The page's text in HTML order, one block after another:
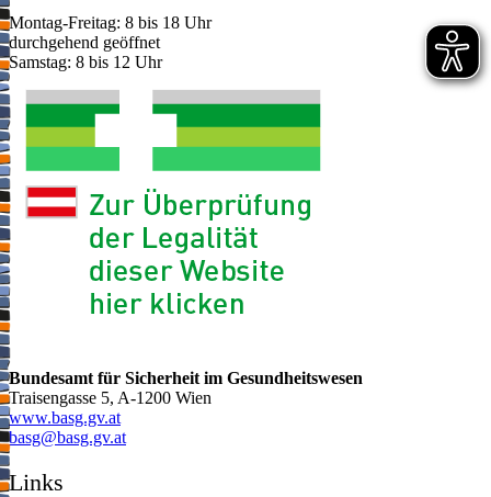
Montag-Freitag: 8 bis 18 Uhr
durchgehend geöffnet
Samstag: 8 bis 12 Uhr
Bundesamt für Sicherheit im Gesundheitswesen
Traisengasse 5, A-1200 Wien
www.basg.gv.at
ta.vg.gsab@gsab
Links